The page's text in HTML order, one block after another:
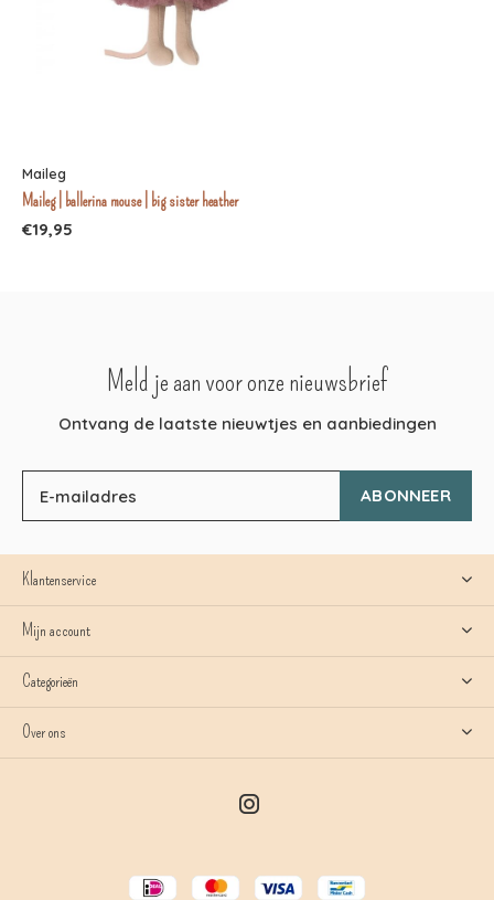
Maileg
Maileg | ballerina mouse | big sister heather
€19,95
Meld je aan voor onze nieuwsbrief
Ontvang de laatste nieuwtjes en aanbiedingen
ABONNEER
Klantenservice
Mijn account
Categorieën
Over ons